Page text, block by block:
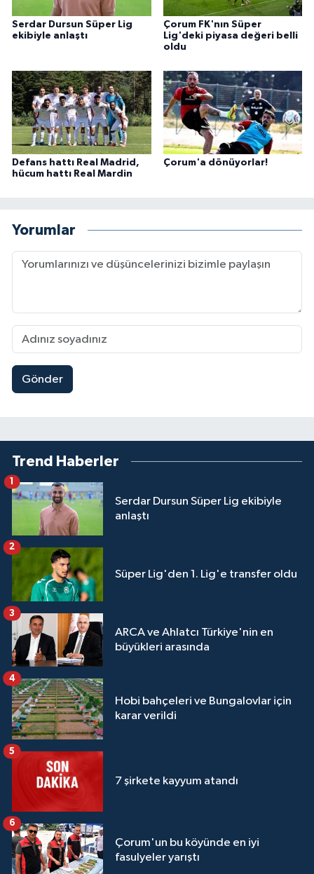
Serdar Dursun Süper Lig
ekibiyle anlaştı
Çorum FK'nın Süper
Lig'deki piyasa değeri belli
oldu
Defans hattı Real Madrid,
hücum hattı Real Mardin
Çorum'a dönüyorlar!
Yorumlar
Gönder
Trend Haberler
Serdar Dursun Süper Lig ekibiyle
anlaştı
1
Süper Lig'den 1. Lig'e transfer oldu
2
ARCA ve Ahlatcı Türkiye'nin en
büyükleri arasında
3
Hobi bahçeleri ve Bungalovlar için
karar verildi
4
7 şirkete kayyum atandı
5
Çorum'un bu köyünde en iyi
fasulyeler yarıştı
6